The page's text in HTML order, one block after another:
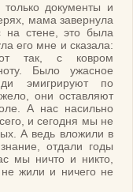
документы и
мама завернула
на стене, это была
его мне и сказала:
так, с ковром
Было ужасное
эмигрируют по
они оставляют
А нас насильно
и сегодня мы не
А ведь вложили в
отдали годы
мы ничто и никто,
не жили и ничего не